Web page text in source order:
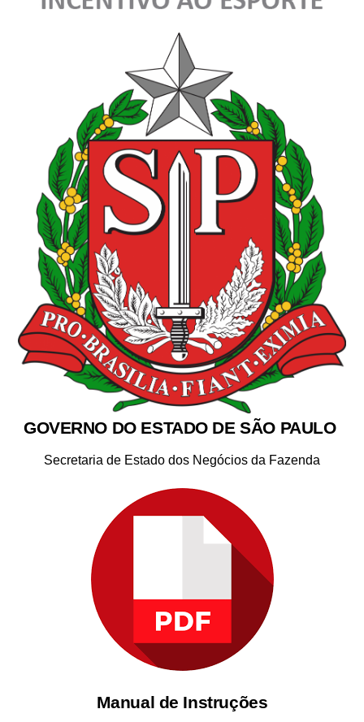
GOVERNO DO ESTADO DE SÃO PAULO
Secretaria de Estado dos Negócios da Fazenda
Manual de Instruções